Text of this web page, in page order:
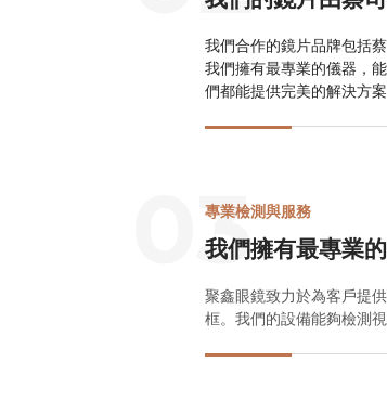
我們合作的鏡片品牌包括
我們擁有最專業的儀器，
們都能提供完美的解決方案
03
專業檢測與服務
我們擁有最專業
聚鑫眼鏡致力於為客戶提
框。我們的設備能夠檢測